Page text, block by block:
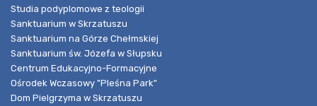
Studia podyplomowe z teologii
Sanktuarium w Skrzatuszu
Sanktuarium na Górze Chełmskiej
Sanktuarium św. Józefa w Słupsku
Centrum Edukacyjno-Formacyjne
Ośrodek Wczasowy "Pleśna Park"
Dom Pielgrzyma w Skrzatuszu